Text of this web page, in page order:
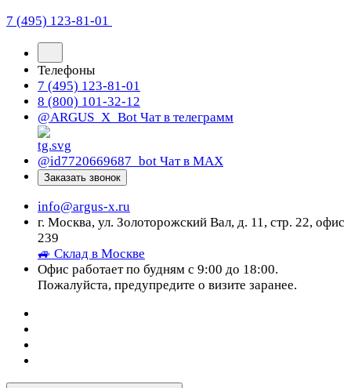
7 (495) 123-81-01
Телефоны
7 (495) 123-81-01
8 (800) 101-32-12
@ARGUS_X_Bot Чат в телеграмм
@id7720669687_bot Чат в МАХ
Заказать звонок
info@argus-x.ru
г. Москва, ул. Золоторожский Вал, д. 11, стр. 22, офис
239
🚙 Склад в Москве
Офис работает по будням с 9:00 до 18:00.
Пожалуйста, предупредите о визите заранее.